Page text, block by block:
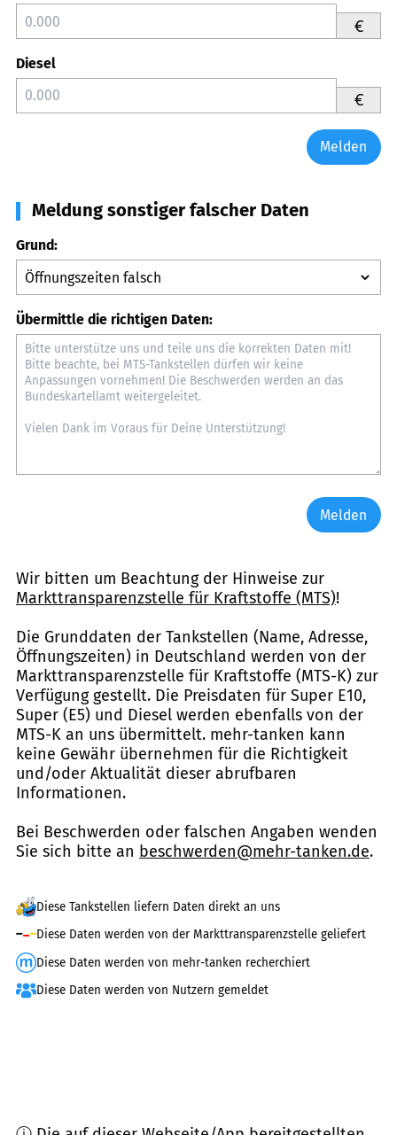
€
Diesel
€
Melden
Meldung sonstiger falscher Daten
Grund:
Übermittle die richtigen Daten:
Melden
Wir bitten um Beachtung der Hinweise zur
Markttransparenzstelle für Kraftstoffe (MTS)!
Die Grunddaten der Tankstellen (Name, Adresse,
Öffnungszeiten) in Deutschland werden von der
Markttransparenzstelle für Kraftstoffe (MTS-K) zur
Verfügung gestellt. Die Preisdaten für Super E10,
Super (E5) und Diesel werden ebenfalls von der
MTS-K an uns übermittelt. mehr-tanken kann
keine Gewähr übernehmen für die Richtigkeit
und/oder Aktualität dieser abrufbaren
Informationen.
Bei Beschwerden oder falschen Angaben wenden
Sie sich bitte an beschwerden@mehr-tanken.de.
Diese Tankstellen liefern Daten direkt an uns
Diese Daten werden von der Markttransparenzstelle geliefert
Diese Daten werden von mehr-tanken recherchiert
Diese Daten werden von Nutzern gemeldet